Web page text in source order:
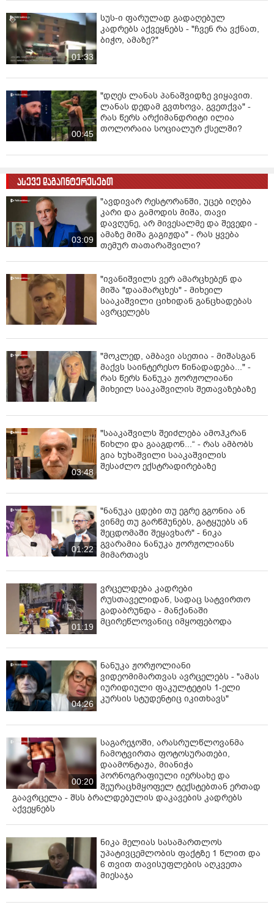
თქვენი.
და მინდა ვუთხრა ოპოზიციას: ჩვენ ესენი უნდა
გავანულოთ არჩევნებამდე და ეს მიიღწევა ძირითად
თავისი გზა და პროგრამა ისედაც ექნება“, - წერს
სააკაშვილი განცხადებაში.
01:33
სუს-ი ფარულად გადაღებულ
კადრებს აქვეყნებს - "ჩვენ რა ვქნათ,
ბიჭო, ამაზე?"
00:45
"დღეს ლანას პანაშვიდზე ვიყავით.
ლანას დედამ გვთხოვა, გვეთქვა" -
რას წერს არქიმანდრიტი ილია
თოლორაია სოციალურ ქსელში?
ასევე დაგაინტერესებთ
03:09
"ავდივარ რესტორანში, უცებ იღება
კარი და გამოდის მიშა, თავი
დავღუნე, არ მივესალმე და შევედი -
ამაზე მიშა გაგიჟდა" - რას ყვება
თემურ თათარაშვილი?
"ივანიშვილს ვერ ამარცხებენ და
მიშა "დაამარცხეს" - მიხეილ
სააკაშვილი ციხიდან განცხადებას
ავრცელებს
"მოკლედ, ამბავი ასეთია - მიშასგან
მაქვს საინტერესო წინადადება..." -
რას წერს ნანუკა ჟორჟოლიანი
მიხეილ სააკაშვილის შეთავაზებაზე
03:48
"სააკაშვილს შეიძლება ამოჰკრან
წიხლი და გააგდონ...“ - რას ამბობს
გია ხუხაშვილი სააკაშვილის
შესაძლო ექსტრადირებაზე
01:22
"ნანუკა ცდები თუ ეგრე გგონია ან
ვინმე თუ გარწმუნებს, გატყუებს ან
შეცდომაში შეყავხარ" - ნიკა
გვარამია ნანუკა ჟორჟოლიანს
მიმართავს
01:19
ვრცელდება კადრები
რუსთაველიდან, სადაც სატვირთო
გადაბრუნდა - მანქანაში
მცირეწლოვანიც იმყოფებოდა
04:26
ნანუკა ჟორჟოლიანი
ვიდეომიმართვას ავრცელებს - "ამას
იურიდიული ფაკულტეტის 1-ელი
კურსის სტუდენტიც იკითხავს"
00:20
საგარეჯოში, არასრულწლოვანმა
ჩამოტვირთა ფოტოსურათები,
დაამონტაჟა, მიანიჭა
პორნოგრაფიული იერსახე და
შეურაცხმყოფელ ტექსტებთან ერთად
გაავრცელა - შსს ბრალდებულის დაკავების კადრებს
აქვეყნებს
ნიკა მელიას სასამართლოს
უპატივცემლობის ფაქტზე 1 წლით და
6 თვით თავისუფლების აღკვეთა
მიესაჯა